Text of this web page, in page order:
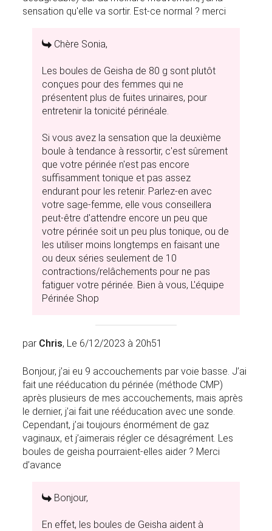
sensation qu'elle va sortir. Est-ce normal ? merci
Chère Sonia,
Les boules de Geisha de 80 g sont plutôt
conçues pour des femmes qui ne
présentent plus de fuites urinaires, pour
entretenir la tonicité périnéale.
Si vous avez la sensation que la deuxième
boule à tendance à ressortir, c'est sûrement
que votre périnée n'est pas encore
suffisamment tonique et pas assez
endurant pour les retenir. Parlez-en avec
votre sage-femme, elle vous conseillera
peut-être d'attendre encore un peu que
votre périnée soit un peu plus tonique, ou de
les utiliser moins longtemps en faisant une
ou deux séries seulement de 10
contractions/relâchements pour ne pas
fatiguer votre périnée. Bien à vous, L'équipe
Périnée Shop
par Chris, Le 6/12/2023 à 20h51
Bonjour, j’ai eu 9 accouchements par voie basse. J’ai
fait une rééducation du périnée (méthode CMP)
après plusieurs de mes accouchements, mais après
le dernier, j’ai fait une rééducation avec une sonde.
Cependant, j’ai toujours énormément de gaz
vaginaux, et j’aimerais régler ce désagrément. Les
boules de geisha pourraient-elles aider ? Merci
d’avance
Bonjour,
En effet, les boules de Geisha aident à